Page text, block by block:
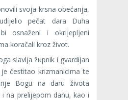
svoja krsna obećanja,
pečat dara Duha
osnaženi i okrijepljeni
koračali kroz život.
slavlja župnik i gvardijan
čestitao krizmanicima te
Bogu na daru života
i na prelijepom danu, kao i